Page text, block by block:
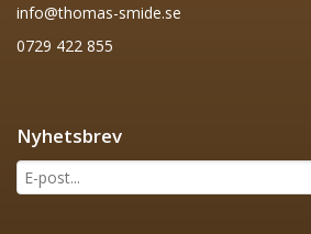
info@thomas-smide.se
0729 422 855
Nyhetsbrev